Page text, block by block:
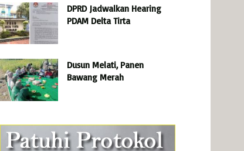
DPRD Jadwalkan Hearing
PDAM Delta Tirta
Dusun Melati, Panen
Bawang Merah